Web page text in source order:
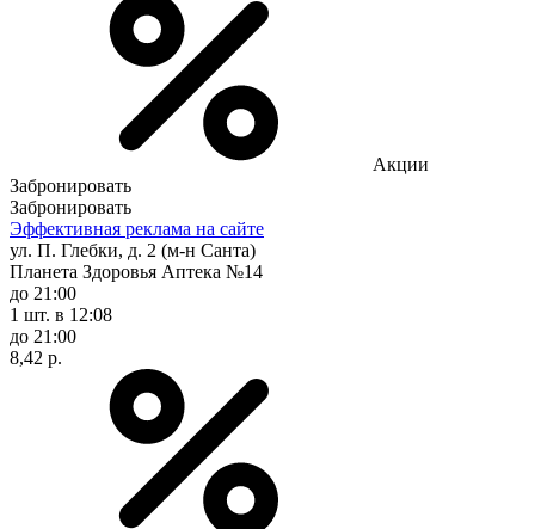
Акции
Забронировать
Забронировать
Эффективная реклама на сайте
ул. П. Глебки, д. 2 (м-н Санта)
Планета Здоровья Аптека №14
до 21:00
1 шт. в 12:08
до 21:00
8,42 р.